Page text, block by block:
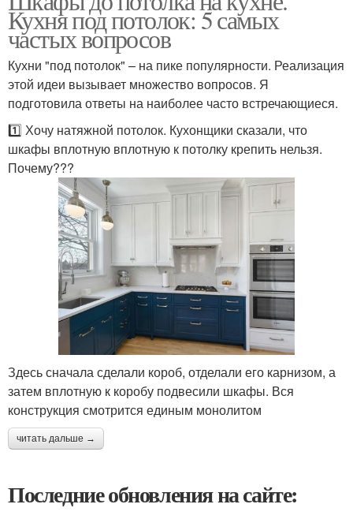
Кухня под потолок: 5 самых
частых вопросов
Кухни "под потолок" – на пике популярности. Реализация
этой идеи вызывает множество вопросов. Я
подготовила ответы на наиболее часто встречающиеся.
1️⃣ Хочу натяжной потолок. Кухонщики сказали, что
шкафы вплотную вплотную к потолку крепить нельзя.
Почему???
Здесь сначала сделали короб, отделали его карнизом, а
затем вплотную к коробу подвесили шкафы. Вся
конструкция смотрится единым монолитом
читать дальше →
Последние обновления на сайте: